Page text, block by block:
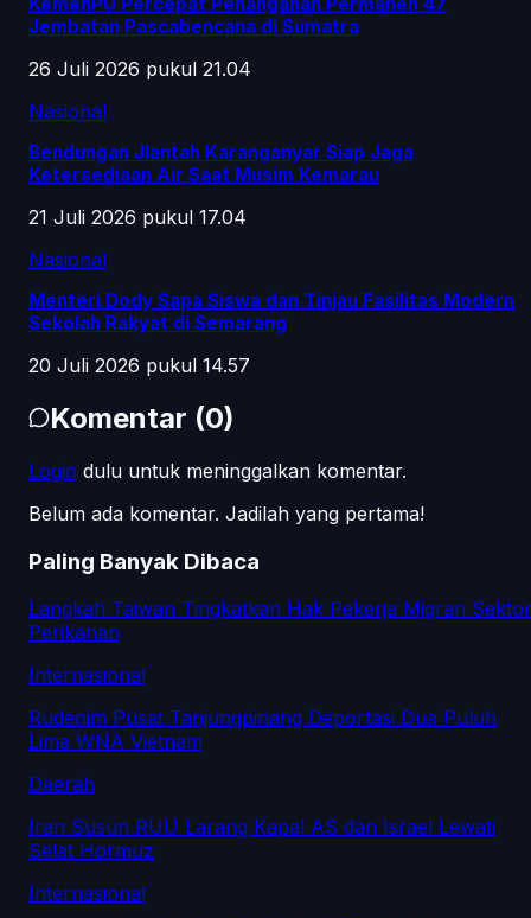
Jembatan Pascabencana di Sumatra
26 Juli 2026 pukul 21.04
Nasional
Bendungan Jlantah Karanganyar Siap Jaga
Ketersediaan Air Saat Musim Kemarau
21 Juli 2026 pukul 17.04
Nasional
Menteri Dody Sapa Siswa dan Tinjau Fasilitas Modern
Sekolah Rakyat di Semarang
20 Juli 2026 pukul 14.57
Komentar (0)
Login dulu untuk meninggalkan komentar.
Belum ada komentar. Jadilah yang pertama!
Paling Banyak Dibaca
Langkah Taiwan Tingkatkan Hak Pekerja Migran Sektor
Perikanan
Internasional
Rudenim Pusat Tanjungpinang Deportasi Dua Puluh
Lima WNA Vietnam
Daerah
Iran Susun RUU Larang Kapal AS dan Israel Lewati
Selat Hormuz
Internasional